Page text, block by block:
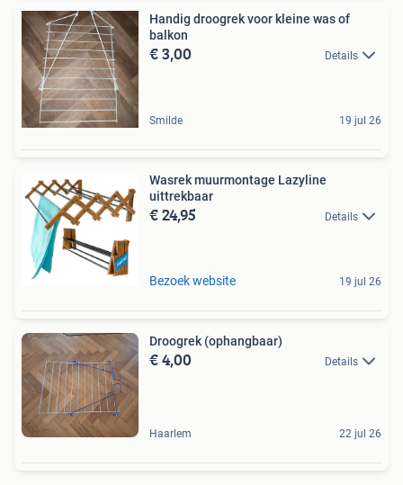
Handig droogrek voor kleine was of
balkon
€ 3,00 Details
Smilde 19 jul 26
Wasrek muurmontage Lazyline
uittrekbaar
€ 24,95 Details
Bezoek website 19 jul 26
Droogrek (ophangbaar)
€ 4,00 Details
Haarlem 22 jul 26